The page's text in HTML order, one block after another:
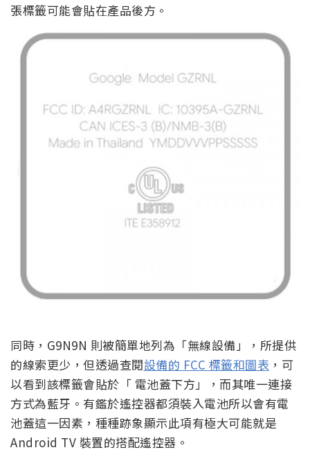
張標籤可能會貼在產品後方。
同時，G9N9N 則被簡單地列為「無線設備」，所提供
的線索更少，但透過查閱設備的 FCC 標籤和圖表 ，可
以看到該標籤會貼於「 電池蓋下方」，而其唯一連接
方式為藍牙。有鑑於遙控器都須裝入電池所以會有電
池蓋這一因素，種種跡象顯示此項有極大可能就是
Android TV 裝置的搭配遙控器。